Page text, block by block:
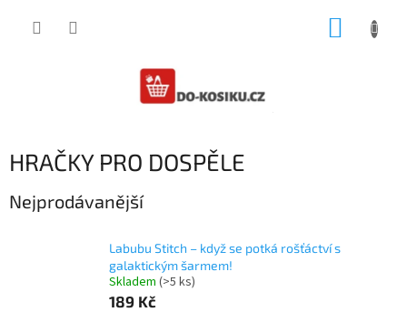
HRAČKY PRO DOSPĚLE
Nejprodávanější
Labubu Stitch – když se potká rošťáctví s
galaktickým šarmem!
Skladem (>5 ks)
189 Kč